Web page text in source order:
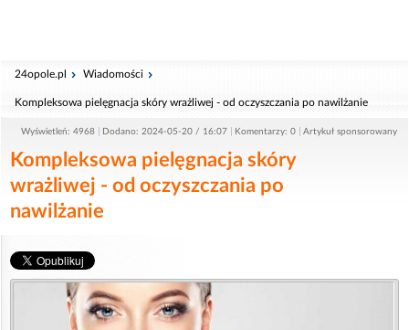
24opole.pl Wiadomości
Kompleksowa pielęgnacja skóry wrażliwej - od oczyszczania po nawilżanie
Wyświetleń: 4968 Dodano: 2024-05-20 / 16:07 Komentarzy: 0 Artykuł sponsorowany
Kompleksowa pielęgnacja skóry
wrażliwej - od oczyszczania po
nawilżanie